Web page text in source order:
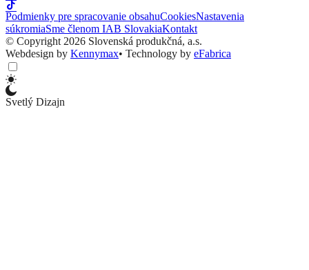
Podmienky pre spracovanie obsahuCookiesNastavenia
súkromiaSme členom IAB SlovakiaKontakt
© Copyright 2026 Slovenská produkčná, a.s.
Webdesign by Kennymax• Technology by eFabrica
Svetlý Dizajn